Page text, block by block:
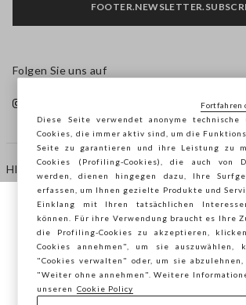
HILFE
AGENTUR
KONTAKTE
Folgen Sie uns auf
Sie surfen auf der Seite von
Österreich, möchten Sie Ihren
speichern?
Diese Seite verwendet anonyme technische
Cookies, die immer aktiv sind, um die
Seite zu garantieren und ihre Leistung zu
Cookies (Profiling-Cookies), die auch von
werden, dienen hingegen dazu, Ihre
erfassen, um Ihnen gezielte Produkte und
Einklang mit Ihren tatsächlichen
können. Für ihre Verwendung braucht es Ihre
die Profiling-Cookies zu akzeptieren,
Cookies annehmen", um sie auszuwählen,
"Cookies verwalten" oder, um sie
"Weiter ohne annehmen". Weitere
unseren
Cookie Policy
Fortfahren